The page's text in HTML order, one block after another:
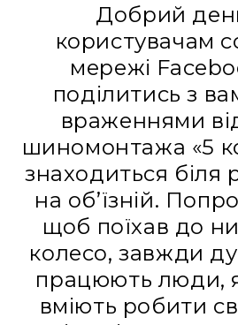
Добрий
користувачам
мережі
поділитись з
враженнями
шиномонтажа «5
знаходиться біля
на об’їзній.
щоб поїхав до
колесо, завжди
працюють люди,
вміють робити